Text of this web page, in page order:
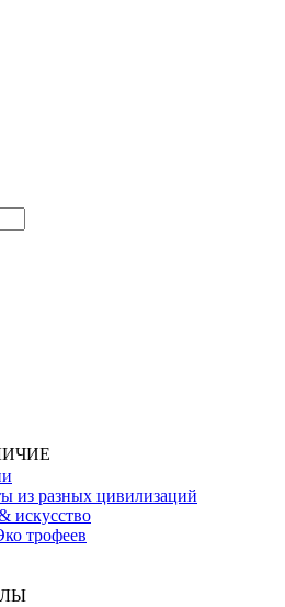
из разных цивилизаций
искусство
трофеев